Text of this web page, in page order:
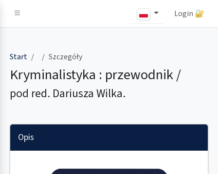
Login 🔐
Strona Główna
Start Szczegóły
Kryminalistyka : przewodnik /
pod red. Dariusza Wilka.
Opis